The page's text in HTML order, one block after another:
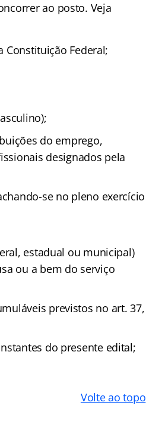
ao posto. Veja
Federal;
do emprego,
designados pela
se no pleno exercício
estadual ou municipal)
ou a bem do serviço
previstos no art. 37,
do presente edital;
Volte ao topo